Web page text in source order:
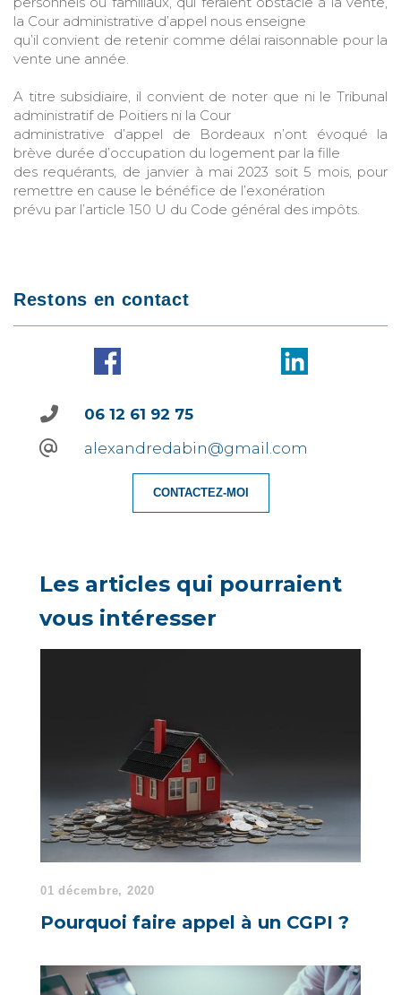
la Cour administrative d’appel nous enseigne
qu’il convient de retenir comme délai raisonnable pour la
vente une année.
A titre subsidiaire, il convient de noter que ni le Tribunal
administratif de Poitiers ni la Cour
administrative d’appel de Bordeaux n’ont évoqué la
brève durée d’occupation du logement par la fille
des requérants, de janvier à mai 2023 soit 5 mois, pour
remettre en cause le bénéfice de l’exonération
prévu par l’article 150 U du Code général des impôts.
Restons en contact
06 12 61 92 75
alexandredabin@gmail.com
CONTACTEZ-MOI
Les articles qui pourraient
vous intéresser
01 décembre, 2020
Pourquoi faire appel à un CGPI ?